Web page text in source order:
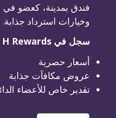
وخيارات استرداد جذابة.
سجل في H Rewards اليوم:
أسعار حصرية
عروض مكافآت جذابة
تقدير خاص للأعضاء